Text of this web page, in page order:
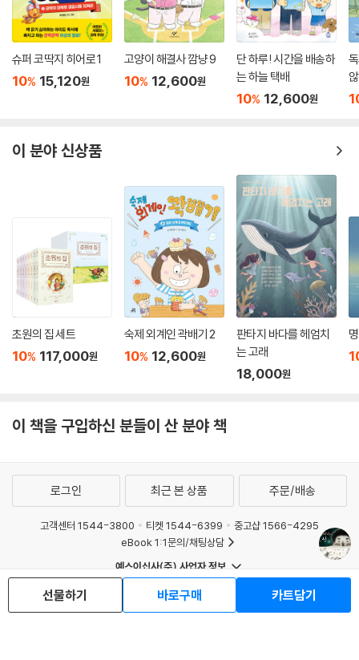
슈퍼 코딱지 히어로 1
10% 15,120원
고양이 해결사 깜냥 9
10% 12,600원
단 하루! 시간을 배송하
는 하늘 택배
10% 12,600원
이 분야 신상품
초원의 집 세트
10% 117,000원
숙제 외계인 곽배기 2
10% 12,600원
판타지 바다를 헤엄치
는 고래
18,000원
이 책을 구입하신 분들이 산 분야 책
선물하기 바로구매 카트담기
로그인 최근 본 상품 주문/배송
고객센터 1544-3800 티켓 1544-6399
중고샵 1566-4295
eBook 1:1문의/채팅상담
예스이십사(주) 사업자 정보
이용약관
개인정보처리방침
청소년보호정책